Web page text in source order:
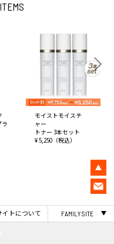
ラ
モイストモイスチ
ャー
トナー 3本セット
¥ 5,250（税込）
イトについて FAMILY SITE